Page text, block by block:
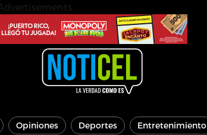
Opiniones Deportes Entretenimiento